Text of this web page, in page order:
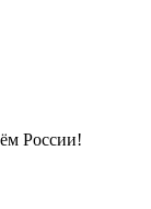
России!